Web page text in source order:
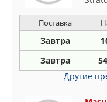
05 /
Поставка
Завтра
Завтра
Другие